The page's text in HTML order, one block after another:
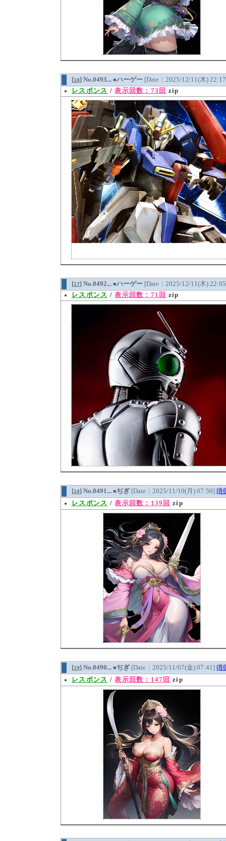
[16] No.0493... ■ハーゲー [Date：2025/12/11(木)
レスポンス /表示回数：73回 zip
[17] No.0492... ■ハーゲー [Date：2025/12/11(木)
レスポンス /表示回数：71回 zip
[18] No.0491... ■ぢぎ [Date：2025/11/10(月) 07:50] [
レスポンス /表示回数：139回 zip
[19] No.0490... ■ぢぎ [Date：2025/11/07(金) 07:41] [
レスポンス /表示回数：147回 zip